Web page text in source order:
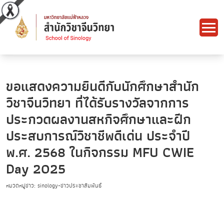
ขอแสดงความยินดีกับนักศึกษาสำนัก
วิชาจีนวิทยา ที่ได้รับรางวัลจากการ
ประกวดผลงานสหกิจศึกษาและฝีก
ประสบการณ์วิชาชีพดีเด่น ประจำปี
พ.ศ. 2568 ในกิจกรรม MFU CWIE
Day 2025
หมวดหมู่ข่าว: sinology-ข่าวประชาสัมพันธ์